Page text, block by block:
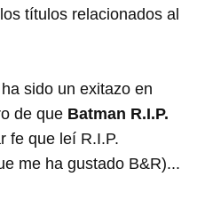
títulos relacionados al
ha sido un exitazo en
de que Batman R.I.P.
fe que leí R.I.P.
me ha gustado B&R)...